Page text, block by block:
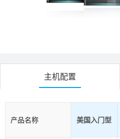
主机配置
产品名称 美国入门型